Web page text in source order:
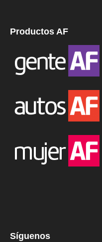
Productos AF
Síguenos